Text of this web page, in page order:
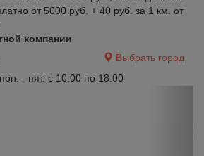
от 5000 руб. + 40 руб. за 1 км. от
компании
Выбрать город
- пят. с 10.00 по 18.00